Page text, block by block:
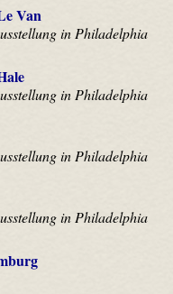
Van
in Philadelphia
in Philadelphia
in Philadelphia
in Philadelphia